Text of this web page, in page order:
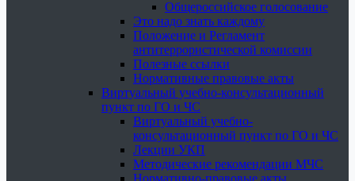
Общероссийское голосование
Это надо знать каждому
Положение и Регламент
антитеррористической комиссии
Полезные ссылки
Нормативные правовые акты
Виртуальный учебно-консультационный
пункт по ГО и ЧС
Виртуальный учебно-
консультационный пункт по ГО и ЧС
Лекции УКП
Методические рекомендации МЧС
Нормативно-правовые акты